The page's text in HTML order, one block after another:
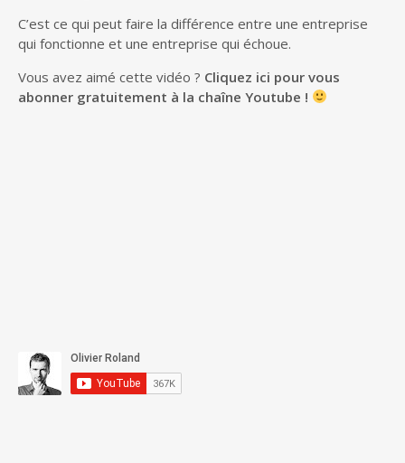
C’est ce qui peut faire la différence entre une entreprise
qui fonctionne et une entreprise qui échoue.
Vous avez aimé cette vidéo ? Cliquez ici pour vous
abonner gratuitement à la chaîne Youtube !